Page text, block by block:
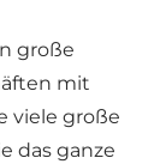
große
mit
viele große
das ganze